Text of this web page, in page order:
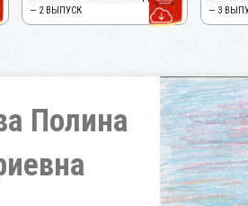
— 2 ВЫПУСК
— 3
Полина